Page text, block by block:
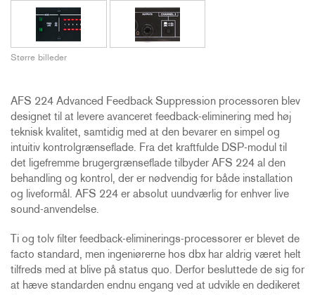
Større billeder
AFS 224 Advanced Feedback Suppression processoren blev
designet til at levere avanceret feedback-eliminering med høj
teknisk kvalitet, samtidig med at den bevarer en simpel og
intuitiv kontrolgrænseflade. Fra det kraftfulde DSP-modul til
det ligefremme brugergrænseflade tilbyder AFS 224 al den
behandling og kontrol, der er nødvendig for både installation
og liveformål. AFS 224 er absolut uundværlig for enhver live
sound-anvendelse.
Ti og tolv filter feedback-eliminerings-processorer er blevet de
facto standard, men ingeniørerne hos dbx har aldrig været helt
tilfreds med at blive på status quo. Derfor besluttede de sig for
at hæve standarden endnu engang ved at udvikle en dedikeret